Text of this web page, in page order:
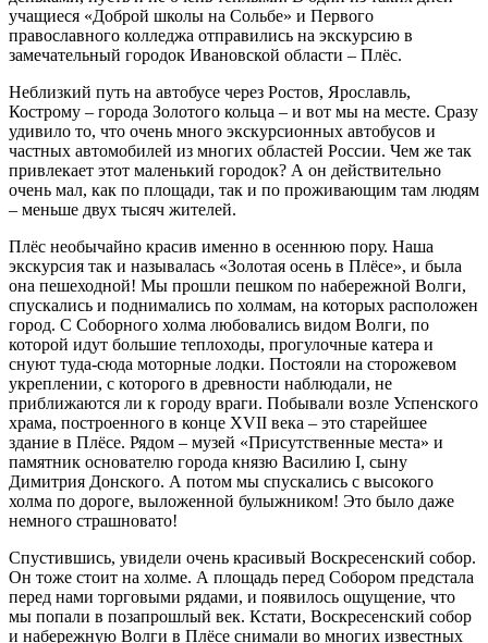
учащиеся «Доброй школы на Сольбе» и Первого
православного колледжа отправились на экскурсию в
замечательный городок Ивановской области – Плёс.
Неблизкий путь на автобусе через Ростов, Ярославль,
Кострому – города Золотого кольца – и вот мы на месте. Сразу
удивило то, что очень много экскурсионных автобусов и
частных автомобилей из многих областей России. Чем же так
привлекает этот маленький городок? А он действительно
очень мал, как по площади, так и по проживающим там людям
– меньше двух тысяч жителей.
Плёс необычайно красив именно в осеннюю пору. Наша
экскурсия так и называлась «Золотая осень в Плёсе», и была
она пешеходной! Мы прошли пешком по набережной Волги,
спускались и поднимались по холмам, на которых расположен
город. С Соборного холма любовались видом Волги, по
которой идут большие теплоходы, прогулочные катера и
снуют туда-сюда моторные лодки. Постояли на сторожевом
укреплении, с которого в древности наблюдали, не
приближаются ли к городу враги. Побывали возле Успенского
храма, построенного в конце XVII века – это старейшее
здание в Плёсе. Рядом – музей «Присутственные места» и
памятник основателю города князю Василию I, сыну
Димитрия Донского. А потом мы спускались с высокого
холма по дороге, выложенной булыжником! Это было даже
немного страшновато!
Спустившись, увидели очень красивый Воскресенский собор.
Он тоже стоит на холме. А площадь перед Собором предстала
перед нами торговыми рядами, и появилось ощущение, что
мы попали в позапрошлый век. Кстати, Воскресенский собор
и набережную Волги в Плёсе снимали во многих известных